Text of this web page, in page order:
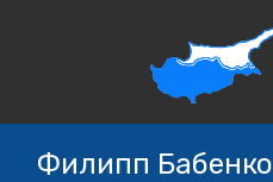
Филипп Бабенко